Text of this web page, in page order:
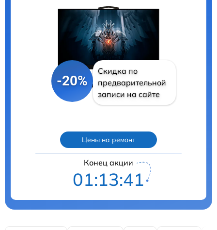
-20%
Скидка по
предварительной
записи на сайте
Цены на ремонт
Конец акции
01:13:39